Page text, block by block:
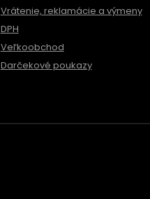
Vrátenie, reklamácie a výmeny
DPH
Veľkoobchod
Darčekové poukazy